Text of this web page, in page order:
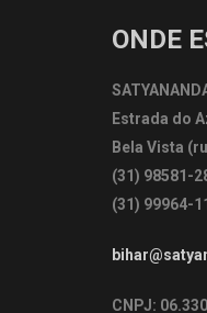
ONDE
Estrada do
Bela Vista
(31) 98581-
(31) 99964-
CNPJ: